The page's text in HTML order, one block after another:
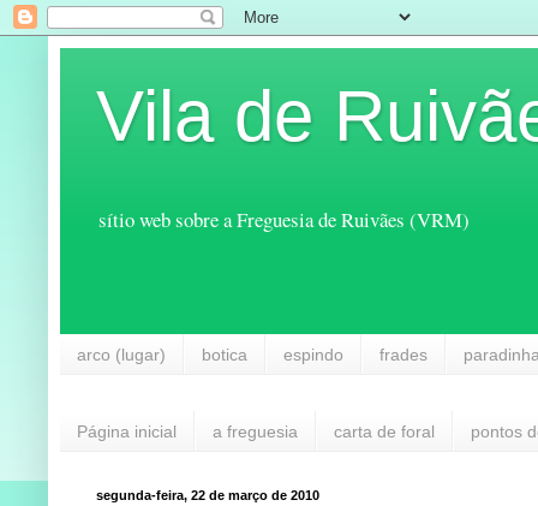
Vila de
sítio web sobre a Freguesia de Ruivães (VRM)
arco (lugar) botica espindo frades
Página inicial a freguesia carta de foral pontos
segunda-feira, 22 de março de 2010